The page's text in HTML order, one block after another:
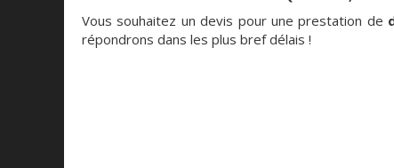
Vous souhaitez un devis pour une prestation de
répondrons dans les plus bref délais !